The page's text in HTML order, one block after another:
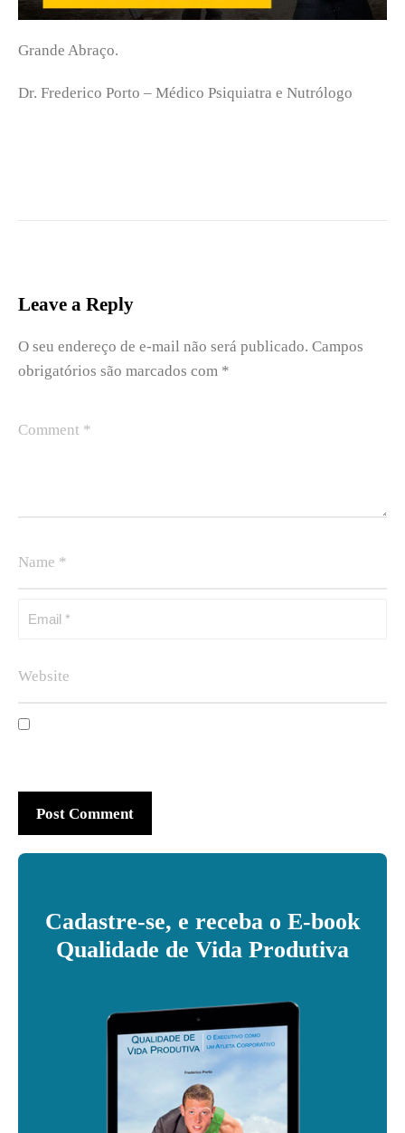
Grande Abraço.
Dr. Frederico Porto – Médico Psiquiatra e Nutrólogo
Leave a Reply
O seu endereço de e-mail não será publicado. Campos
obrigatórios são marcados com *
Cadastre-se, e receba o E-book
Qualidade de Vida Produtiva